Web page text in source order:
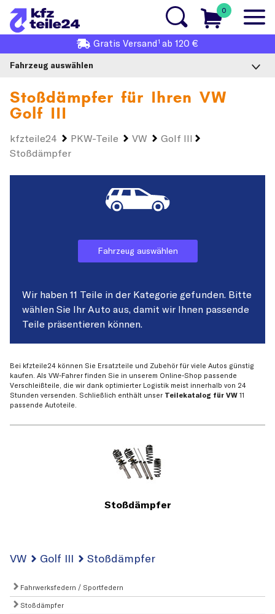
0
Gratis Versand1 ab 120 €
Fahrzeug auswählen
Stoßdämpfer für Ihren VW
Golf III
kfzteile24 PKW-Teile VW
Golf III
Stoßdämpfer
Fahrzeug auswählen
Wir haben 11 Teile in der Kategorie gefunden. Bitte
wählen Sie Ihr Auto aus, damit wir Ihnen passende
Teile präsentieren können.
Bei kfzteile24 können Sie Ersatzteile und Zubehör für viele Autos günstig
kaufen. Als VW-Fahrer finden Sie in unserem Online-Shop passende
Verschleißteile, die wir dank optimierter Logistik meist innerhalb von 24
Stunden versenden. Schließlich enthält unser Teilekatalog für VW 11
passende Autoteile.
Stoßdämpfer
VW Golf III Stoßdämpfer
Fahrwerksfedern / Sportfedern
Stoßdämpfer